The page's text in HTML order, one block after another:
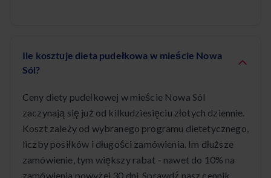
Ile kosztuje dieta pudełkowa w mieście Nowa
Sól?
Ceny diety pudełkowej w mieście Nowa Sól
zaczynają się już od kilkudziesięciu złotych dziennie.
Koszt zależy od wybranego programu dietetycznego,
liczby posiłków i długości zamówienia. Im dłuższe
zamówienie, tym większy rabat - nawet do 10% na
zamówienia powyżej 30 dni. Sprawdź nasz cennik,